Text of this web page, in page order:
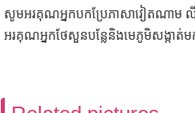
សូមអរគុណអ្នកបកប្រែភាសាវៀតណាម លី
អរគុណអ្នកថែសួនបន្លែនិងមេភូមិសង្កាត់